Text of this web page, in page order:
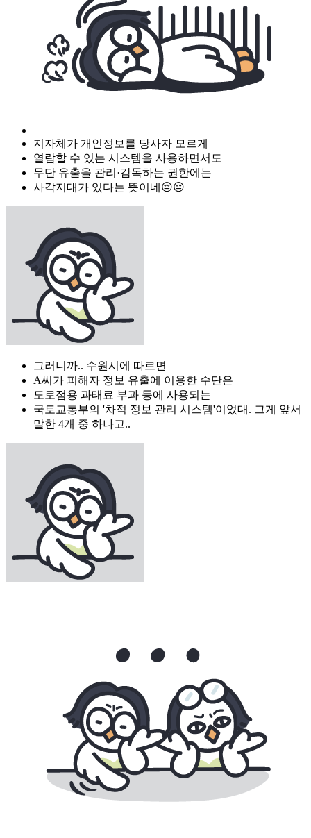
지자체가 개인정보를 당사자 모르게
열람할 수 있는 시스템을 사용하면서도
무단 유출을 관리·감독하는 권한에는
사각지대가 있다는 뜻이네😔😔
그러니까.. 수원시에 따르면
A씨가 피해자 정보 유출에 이용한 수단은
도로점용 과태료 부과 등에 사용되는
국토교통부의 '차적 정보 관리 시스템'이었대. 그게 앞서
말한 4개 중 하나고..